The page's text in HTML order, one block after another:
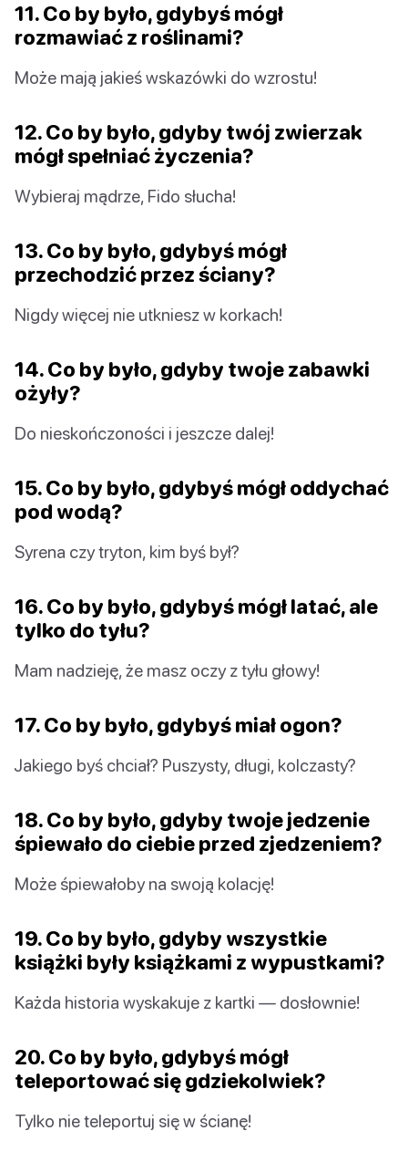
11. Co by było, gdybyś mógł
rozmawiać z roślinami?
Może mają jakieś wskazówki do wzrostu!
12. Co by było, gdyby twój zwierzak
mógł spełniać życzenia?
Wybieraj mądrze, Fido słucha!
13. Co by było, gdybyś mógł
przechodzić przez ściany?
Nigdy więcej nie utkniesz w korkach!
14. Co by było, gdyby twoje zabawki
ożyły?
Do nieskończoności i jeszcze dalej!
15. Co by było, gdybyś mógł oddychać
pod wodą?
Syrena czy tryton, kim byś był?
16. Co by było, gdybyś mógł latać, ale
tylko do tyłu?
Mam nadzieję, że masz oczy z tyłu głowy!
17. Co by było, gdybyś miał ogon?
Jakiego byś chciał? Puszysty, długi, kolczasty?
18. Co by było, gdyby twoje jedzenie
śpiewało do ciebie przed zjedzeniem?
Może śpiewałoby na swoją kolację!
19. Co by było, gdyby wszystkie
książki były książkami z wypustkami?
Każda historia wyskakuje z kartki — dosłownie!
20. Co by było, gdybyś mógł
teleportować się gdziekolwiek?
Tylko nie teleportuj się w ścianę!